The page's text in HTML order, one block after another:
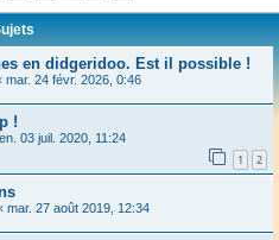
r
en didgeridoo. Est il possible !
mar. 24 févr. 2026, 0:46
!
03 juil. 2020, 11:24
1 2
mar. 27 août 2019, 12:34